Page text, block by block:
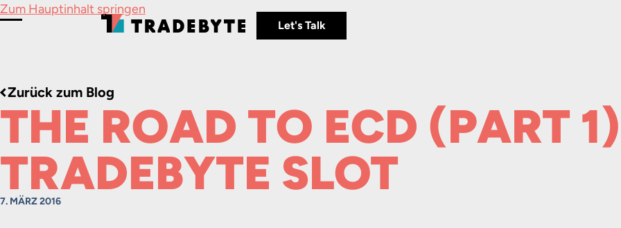
Zum Hauptinhalt springen
Menü umschalten
Let's Talk
Zurück zum Blog
THE ROAD TO ECD (PART
TRADEBYTE SLOT
7. MÄRZ 2016